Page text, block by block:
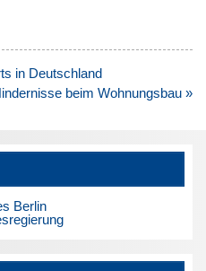
in Deutschland
beim Wohnungsbau »
Berlin